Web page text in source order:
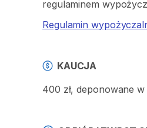
regulaminem
Regulamin
KAUCJA
400 zł, deponowane